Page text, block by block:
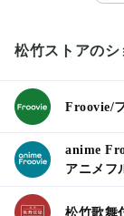
松竹ストアのシ
Froovie/
anime
アニメフ
松竹歌舞